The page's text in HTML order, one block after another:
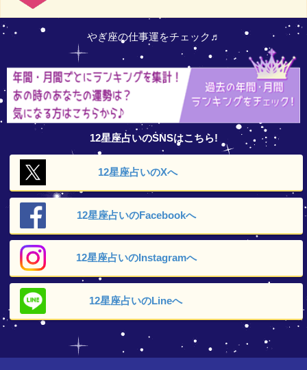
やぎ座の仕事運をチェック♬
12星座占いのSNSはこちら!
12星座占いのXへ
12星座占いのFacebookへ
12星座占いのInstagramへ
12星座占いのLineへ